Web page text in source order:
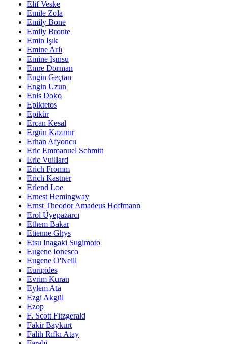
Elif Veske
Emile Zola
Emily Bone
Emily Bronte
Emin Işık
Emine Arlı
Emine Işınsu
Emre Dorman
Engin Geçtan
Engin Uzun
Enis Doko
Epiktetos
Epikür
Ercan Kesal
Ergün Kazanır
Erhan Afyoncu
Eric Emmanuel Schmitt
Eric Vuillard
Erich Fromm
Erich Kastner
Erlend Loe
Ernest Hemingway
Ernst Theodor Amadeus Hoffmann
Erol Üyepazarcı
Ethem Bakar
Etienne Ghys
Etsu Inagaki Sugimoto
Eugene Ionesco
Eugene O'Neill
Euripides
Evrim Kuran
Eylem Ata
Ezgi Akgül
Ezop
F. Scott Fitzgerald
Fakir Baykurt
Falih Rıfkı Atay